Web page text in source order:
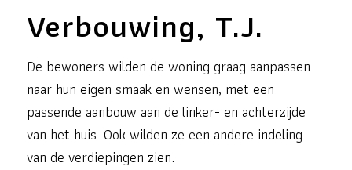
Verbouwing, T.J.
De bewoners wilden de woning graag aanpassen
naar hun eigen smaak en wensen, met een
passende aanbouw aan de linker- en achterzijde
van het huis. Ook wilden ze een andere indeling
van de verdiepingen zien.